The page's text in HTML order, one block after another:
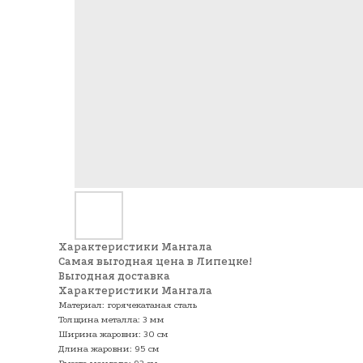
Характеристики Мангала
Самая выгодная цена в Липецке!
Выгодная доставка
Характеристики Мангала
Материал: горячекатаная сталь
Толщина металла: 3 мм
Ширина жаровни: 30 см
Длина жаровни: 95 см